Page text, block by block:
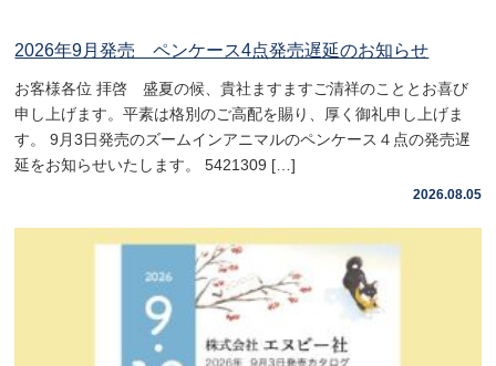
2026年9月発売 ペンケース4点発売遅延のお知らせ
お客様各位 拝啓 盛夏の候、貴社ますますご清祥のこととお喜び
申し上げます。平素は格別のご高配を賜り、厚く御礼申し上げま
す。 9月3日発売のズームインアニマルのペンケース４点の発売遅
延をお知らせいたします。 5421309 […]
2026.08.05